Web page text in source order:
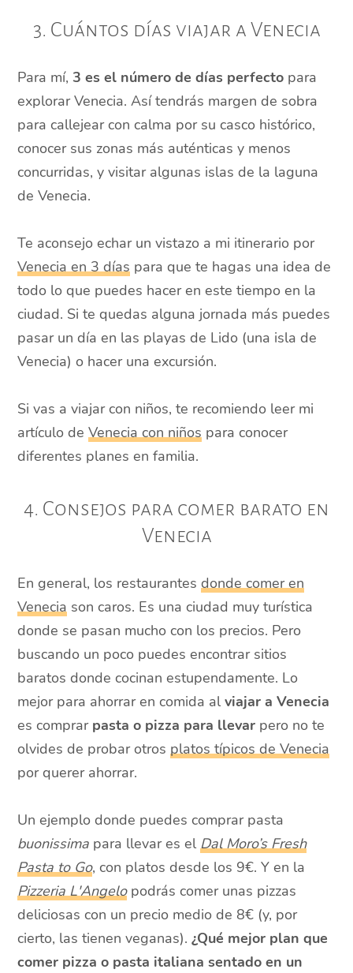
3. Cuántos días viajar a Venecia
Para mí,3 es el número de días perfecto para
explorar Venecia. Así tendrás margen de sobra
para callejear con calma por su casco histórico,
conocer sus zonas más auténticas y menos
concurridas, y visitar algunas islas de la laguna
de Venecia.
Te aconsejo echar un vistazo a mi itinerario por
Venecia en 3 días para que te hagas una idea de
todo lo que puedes hacer en este tiempo en la
ciudad. Si te quedas alguna jornada más puedes
pasar un día en las playas de Lido (una isla de
Venecia) o hacer una excursión.
Si vas a viajar con niños, te recomiendo leer mi
artículo deVenecia con niños para conocer
diferentes planes en familia.
4. Consejos para comer barato en
Venecia
En general, los restaurantesdonde comer en
Venecia son caros. Es una ciudad muy turística
donde se pasan mucho con los precios. Pero
buscando un poco puedes encontrar sitios
baratos donde cocinan estupendamente. Lo
mejor para ahorrar en comida alviajar a Venecia
es comprar pasta o pizza para llevar pero no te
olvides de probar otrosplatos típicos de Venecia
por querer ahorrar.
Un ejemplo donde puedes comprar pasta
buonissima para llevar es elDal Moro’s Fresh
Pasta to Go, con platos desde los 9€. Y en la
Pizzeria L'Angelopodrás comer unas pizzas
deliciosas con un precio medio de 8€ (y, por
cierto, las tienen veganas).¿Qué mejor plan que
comer pizza o pasta italiana sentado en un